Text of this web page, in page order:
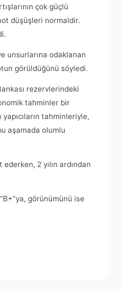
çok güçlü
düşüşleri normaldir.
unsurlarına odaklanan
görüldüğünü söyledi.
rezervlerindeki
tahminler bir
tahminleriyle,
aşamada olumlu
2 yılın ardından
görünümünü ise